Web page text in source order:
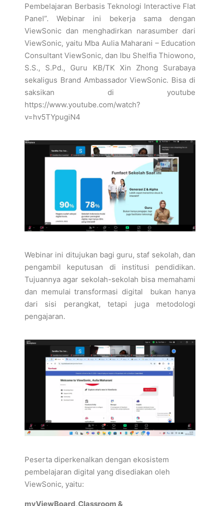
Pembelajaran Berbasis Teknologi Interactive Flat
Panel”. Webinar ini bekerja sama dengan
ViewSonic dan menghadirkan narasumber dari
ViewSonic, yaitu Mba Aulia Maharani – Education
Consultant ViewSonic, dan Ibu Shelfia Thiowono,
S.S., S.Pd., Guru KB/TK Xin Zhong Surabaya
sekaligus Brand Ambassador ViewSonic. Bisa di
saksikan di youtube
https://www.youtube.com/watch?
v=hv5TYpugiN4
Webinar ini ditujukan bagi guru, staf sekolah, dan
pengambil keputusan di institusi pendidikan.
Tujuannya agar sekolah-sekolah bisa memahami
dan memulai transformasi digital bukan hanya
dari sisi perangkat, tetapi juga metodologi
pengajaran.
Peserta diperkenalkan dengan ekosistem
pembelajaran digital yang disediakan oleh
ViewSonic, yaitu:
myViewBoard,Classroom &